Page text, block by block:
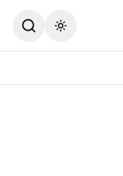
Toggle theme